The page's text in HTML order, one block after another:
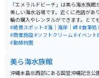
「エメラルドビーチ」は美ら海水族館
美しい海水浴場です。近くに売店があ
輪の購入やレンタルができます。とて
砂質も良く、浮草やゴミもあまりあり
中は監視員も常駐しています。ブルー
ームを食べることもできます。午前中
引された水族館に行くと、まる1日で沖
来る素晴らしいエリアになります。
#絶景スポット #海｜海岸｜岬#食事処
#商業施設#ソフトクリーム#イベント
#動植物園
美ら海水族館
沖縄本島北西部にある国営沖縄記念公